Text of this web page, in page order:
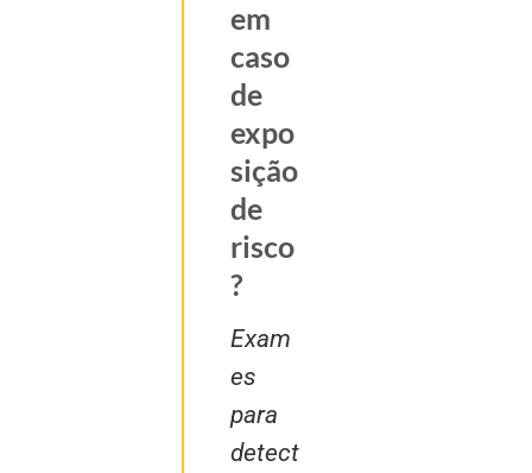
em
caso
de
expo
sição
de
risco
?
Exam
es
para
detect